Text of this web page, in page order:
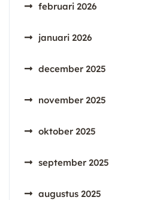
februari 2026
januari 2026
december 2025
november 2025
oktober 2025
september 2025
augustus 2025